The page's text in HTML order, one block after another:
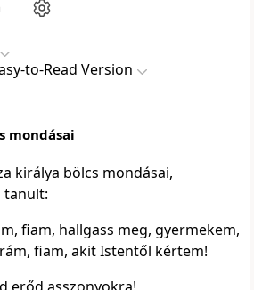
to-Read Version
mondásai
királya bölcs mondásai,
tanult:
fiam, hallgass meg, gyermekem,
fiam, akit Istentől kértem!